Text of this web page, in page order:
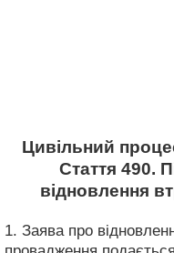
Цивільний
Стаття 490.
відновлення
1. Заява про